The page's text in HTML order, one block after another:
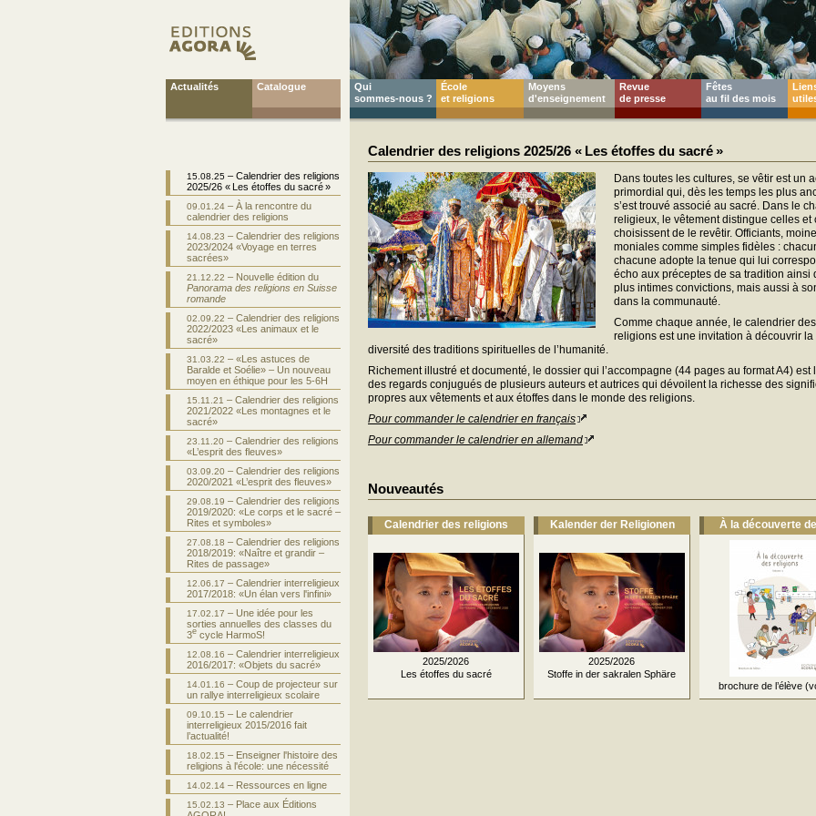
Actualités Catalogue
15.08.25 – Calendrier des religions
2025/26 « Les étoffes du sacré »
09.01.24 – À la rencontre du
calendrier des religions
14.08.23 – Calendrier des religions
2023/2024 «Voyage en terres
sacrées»
21.12.22 – Nouvelle édition du
Panorama des religions en Suisse
romande
02.09.22 – Calendrier des religions
2022/2023 «Les animaux et le
sacré»
31.03.22 – «Les astuces de
Baralde et Soélie» – Un nouveau
moyen en éthique pour les 5-6H
15.11.21 – Calendrier des religions
2021/2022 «Les montagnes et le
sacré»
23.11.20 – Calendrier des religions
«L’esprit des fleuves»
03.09.20 – Calendrier des religions
2020/2021 «L’esprit des fleuves»
29.08.19 – Calendrier des religions
2019/2020: «Le corps et le sacré –
Rites et symboles»
27.08.18 – Calendrier des religions
2018/2019: «Naître et grandir –
Rites de passage»
12.06.17 – Calendrier interreligieux
2017/2018: «Un élan vers l'infini»
17.02.17 – Une idée pour les
sorties annuelles des classes du
3e cycle HarmoS!
12.08.16 – Calendrier interreligieux
2016/2017: «Objets du sacré»
14.01.16 – Coup de projecteur sur
un rallye interreligieux scolaire
09.10.15 – Le calendrier
interreligieux 2015/2016 fait
l’actualité!
18.02.15 – Enseigner l'histoire des
religions à l'école: une nécessité
14.02.14 – Ressources en ligne
15.02.13 – Place aux Éditions
Qui
sommes-nous ?
École
et religions
Moyens
d'enseignement
Revue
de presse
Fêtes
au fil des mois
Calendrier des religions 2025/26 « Les étoffes du sacré »
Dans toutes les cultures, se vêtir est un
primordial qui, dès les temps les plus
s’est trouvé associé au sacré. Dans le
religieux, le vêtement distingue celles et
choisissent de le revêtir. Officiants,
moniales comme simples fidèles :
chacune adopte la tenue qui lui
écho aux préceptes de sa tradition ainsi
plus intimes convictions, mais aussi à
dans la communauté.
Comme chaque année, le calendrier des
religions est une invitation à découvrir la
diversité des traditions spirituelles de l’humanité.
Richement illustré et documenté, le dossier qui l’accompagne (44 pages au format A4) est
des regards conjugués de plusieurs auteurs et autrices qui dévoilent la richesse des
propres aux vêtements et aux étoffes dans le monde des religions.
Pour commander le calendrier en français
Pour commander le calendrier en allemand
Nouveautés
Calendrier des religions
2025/2026
Les étoffes du sacré
Kalender der Religionen
2025/2026
Stoffe in der sakralen Sphäre
À la découverte
brochure de l’élève